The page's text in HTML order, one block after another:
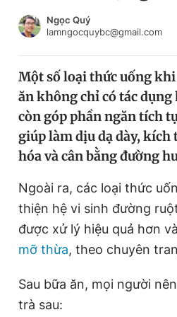
Chuyên mục khác
Tin thị trường
Video
Sản phẩm khác
Tiện ích
Thông tin tòa soạn
Tin đã xem
Đăng xuất
Ngọc Quý
lamngocquybc@gmail.com
Một số loại thức uống khi
ăn không chỉ có tác
còn góp phần ngăn tích
giúp làm dịu dạ dày,
hóa và cân bằng đường
Ngoài ra, các loại thức
thiện hệ vi sinh đường
được xử lý hiệu quả hơn
mỡ thừa, theo chuyên
Sau bữa ăn, mọi người
trà sau: